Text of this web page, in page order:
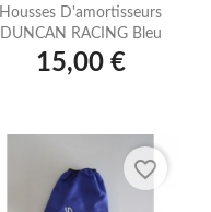
Housses D'amortisseurs
DUNCAN RACING Bleu
15,00 €
favorite_border